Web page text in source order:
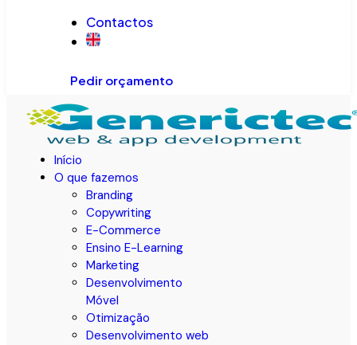
Contactos
Pedir orçamento
Início
O que fazemos
Branding
Copywriting
E-Commerce
Ensino E-Learning
Marketing
Desenvolvimento
Móvel
Otimização
Desenvolvimento web